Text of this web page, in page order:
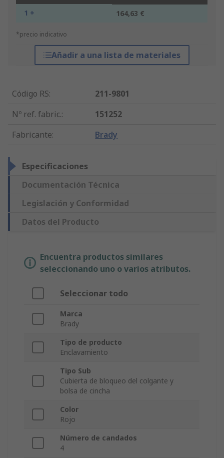
1 + 164,63 €
*precio indicativo
Añadir a una lista de materiales
Código RS:
211-9801
Nº ref. fabric.:
151252
Fabricante: Brady
Especificaciones
Documentación Técnica
Legislación y Conformidad
Datos del Producto
Encuentra productos similares
seleccionando uno o varios atributos.
Seleccionar todo
Marca
Brady
Tipo de producto
Enclavamiento
Tipo Sub
Cubierta de bloqueo del colgante y
bolsa de cincha
Color
Rojo
Número de candados
4